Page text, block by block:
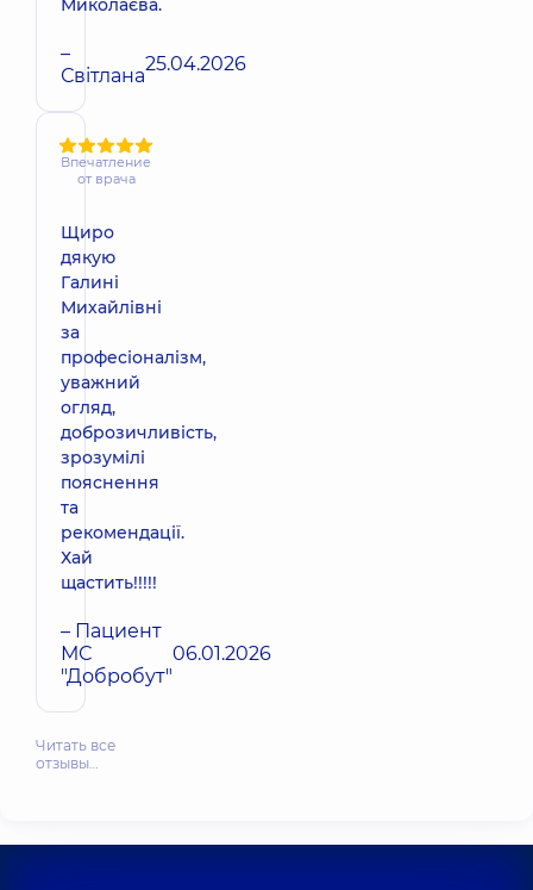
–
Світлана25.04.2026
Впечатление
от врача
Щиро
дякую
Галині
Михайлівні
за
професіоналізм,
уважний
огляд,
доброзичливість,
зрозумілі
пояснення
та
рекомендації.
Хай
щастить!!!!!
– Пациент
МС
"Добробут"
06.01.2026
Читать все
отзывы…